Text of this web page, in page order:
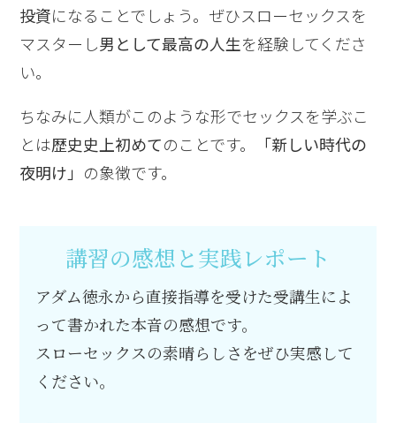
投資になることでしょう。ぜひスローセックスを
マスターし男として最高の人生を経験してくださ
い。
ちなみに人類がこのような形でセックスを学ぶこ
とは歴史史上初めてのことです。
「新しい時代の
夜明け」 の象徴です。
講習の感想と実践レポート
アダム徳永から直接指導を受けた受講生によ
って書かれた本音の感想です。
スローセックスの素晴らしさをぜひ実感して
ください。